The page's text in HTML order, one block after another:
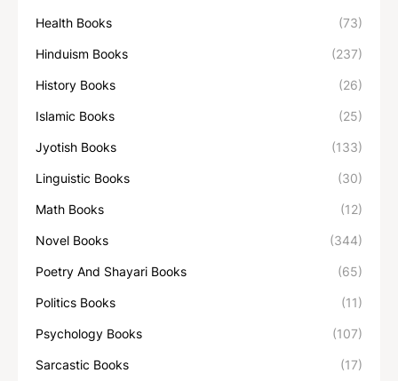
Health Books (73)
Hinduism Books (237)
History Books (26)
Islamic Books (25)
Jyotish Books (133)
Linguistic Books (30)
Math Books (12)
Novel Books (344)
Poetry And Shayari Books (65)
Politics Books (11)
Psychology Books (107)
Sarcastic Books (17)